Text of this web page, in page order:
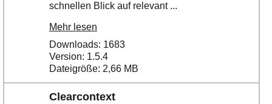
schnellen Blick auf relevant ...
Mehr lesen
Downloads: 1683
Version: 1.5.4
Dateigröße: 2,66 MB
Clearcontext